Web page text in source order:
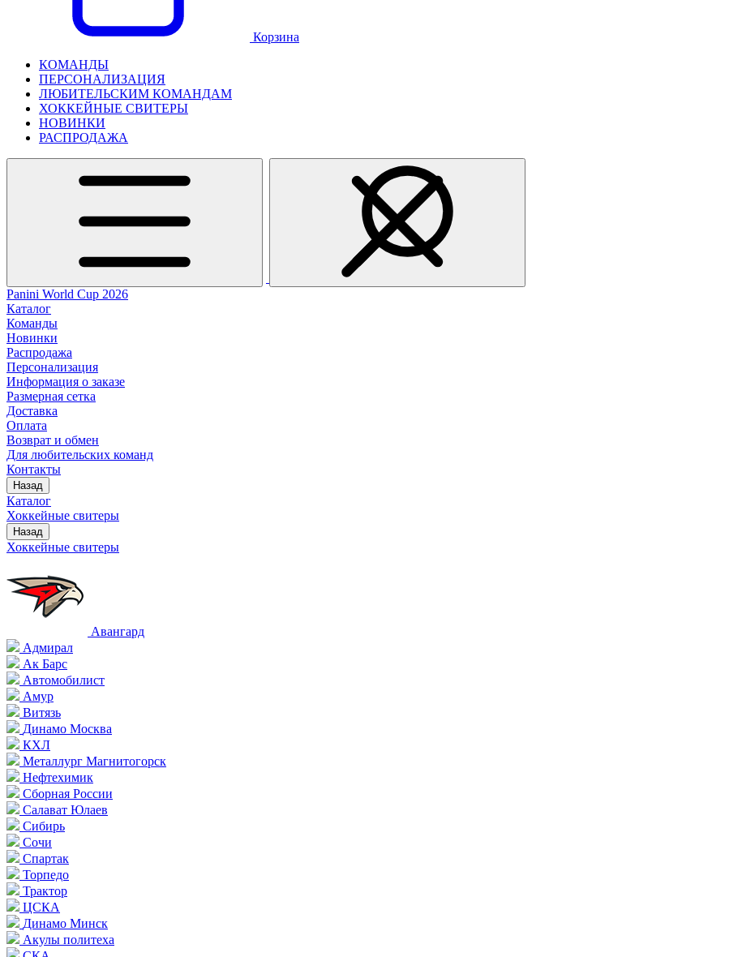
Корзина
КОМАНДЫ
ПЕРСОНАЛИЗАЦИЯ
ЛЮБИТЕЛЬСКИМ КОМАНДАМ
ХОККЕЙНЫЕ СВИТЕРЫ
НОВИНКИ
РАСПРОДАЖА
Panini World Cup 2026
Каталог
Команды
Новинки
Распродажа
Персонализация
Информация о заказе
Размерная сетка
Доставка
Оплата
Возврат и обмен
Для любительских команд
Контакты
Назад
Каталог
Хоккейные свитеры
Назад
Хоккейные свитеры
Авангард
Адмирал
Ак Барс
Автомобилист
Амур
Витязь
Динамо Москва
КХЛ
Металлург Магнитогорск
Нефтехимик
Сборная России
Салават Юлаев
Сибирь
Сочи
Спартак
Торпедо
Трактор
ЦСКА
Динамо Минск
Акулы политеха